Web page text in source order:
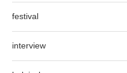
festival
interview